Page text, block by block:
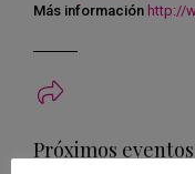
Más información http://
Próximos eventos